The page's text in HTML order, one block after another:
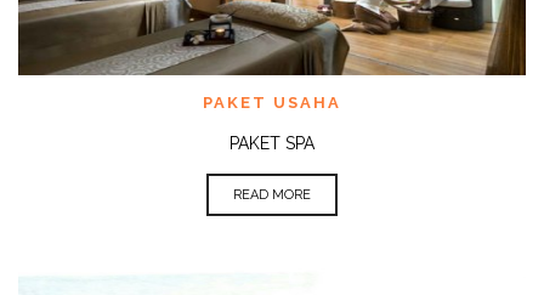
PAKET USAHA
PAKET SPA
READ MORE